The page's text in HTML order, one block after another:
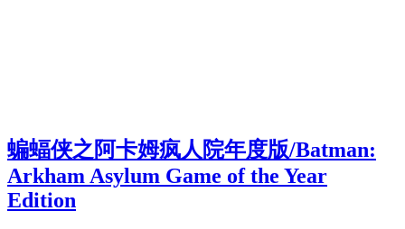
蝙蝠侠之阿卡姆疯人院年度版/Batman:
Arkham Asylum Game of the Year
Edition